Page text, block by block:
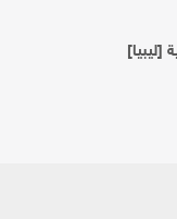
[ليبيا]